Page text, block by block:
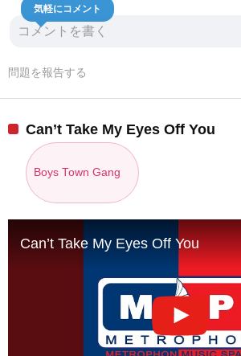
気軽にコメント
問題を報告する
Can’t Take My Eyes Off You
Boys Town Gang
Can’t Take My Eyes Off You